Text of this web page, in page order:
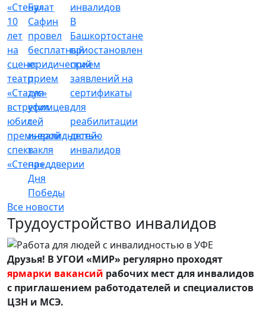
10
лет
на
сцене:
театр
«Статус»
встретил
юбилей
премьерой
спектакля
«Стена»
Булат
Сафин
провел
бесплатный
юридический
прием
для
уфимцев
с
инвалидностью
в
преддверии
Дня
Победы
В
Башкортостане
приостановлен
прием
заявлений на
сертификаты
для
реабилитации
детей-
инвалидов
Все новости
Трудоустройство инвалидов
Друзья! В УГОИ «МИР» регулярно проходят
ярмарки вакансий рабочих мест для инвалидов
с приглашением работодателей и специалистов
ЦЗН и МСЭ.